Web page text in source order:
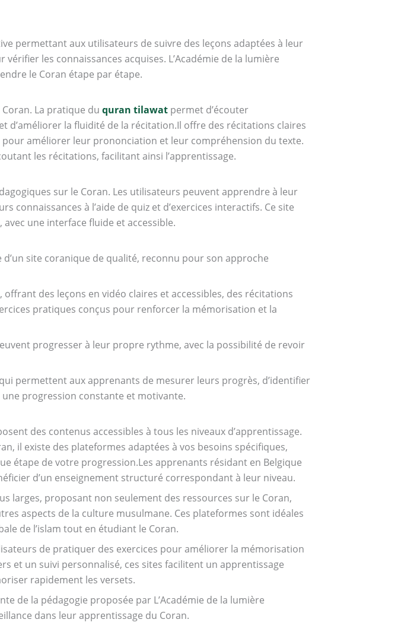
permettant aux utilisateurs de suivre des leçons adaptées à leur
les connaissances acquises. L’Académie de la lumière
le Coran étape par étape.
La pratique du quran tilawatpermet d’écouter
la fluidité de la récitation.Il offre des récitations claires
améliorer leur prononciation et leur compréhension du texte.
les récitations, facilitant ainsi l’apprentissage.
sur le Coran. Les utilisateurs peuvent apprendre à leur
connaissances à l’aide de quiz et d’exercices interactifs. Ce site
une interface fluide et accessible.
site coranique de qualité, reconnu pour son approche
des leçons en vidéo claires et accessibles, des récitations
pratiques conçus pour renforcer la mémorisation et la
progresser à leur propre rythme, avec la possibilité de revoir
permettent aux apprenants de mesurer leurs progrès, d’identifier
progression constante et motivante.
des contenus accessibles à tous les niveaux d’apprentissage.
il existe des plateformes adaptées à vos besoins spécifiques,
étape de votre progression.Les apprenants résidant en Belgique
d’un enseignement structuré correspondant à leur niveau.
larges, proposant non seulement des ressources sur le Coran,
aspects de la culture musulmane. Ces plateformes sont idéales
de l’islam tout en étudiant le Coran.
de pratiquer des exercices pour améliorer la mémorisation
et un suivi personnalisé, ces sites facilitent un apprentissage
rapidement les versets.
de la pédagogie proposée par L’Académie de la lumière
dans leur apprentissage du Coran.